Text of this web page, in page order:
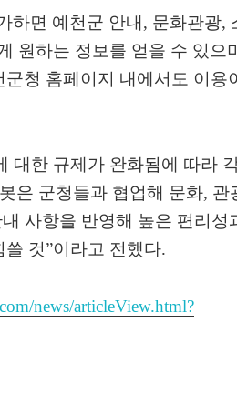
하면 예천군 안내, 문화관광,
원하는 정보를 얻을 수 있으
청 홈페이지 내에서도 이용이
대한 규제가 완화됨에 따라
은 군청들과 협업해 문화, 관
사항을 반영해 높은 편리성
것”이라고 전했다.
news/articleView.html?